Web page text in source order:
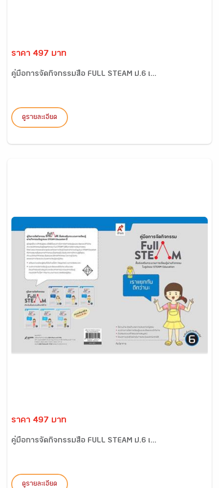
ราคา 497 บาท
คู่มือการจัดกิจกรรมสื่อ FULL STEAM ป.6 เ...
ดูรายละเอียด
ราคา 497 บาท
คู่มือการจัดกิจกรรมสื่อ FULL STEAM ป.6 เ...
ดูรายละเอียด